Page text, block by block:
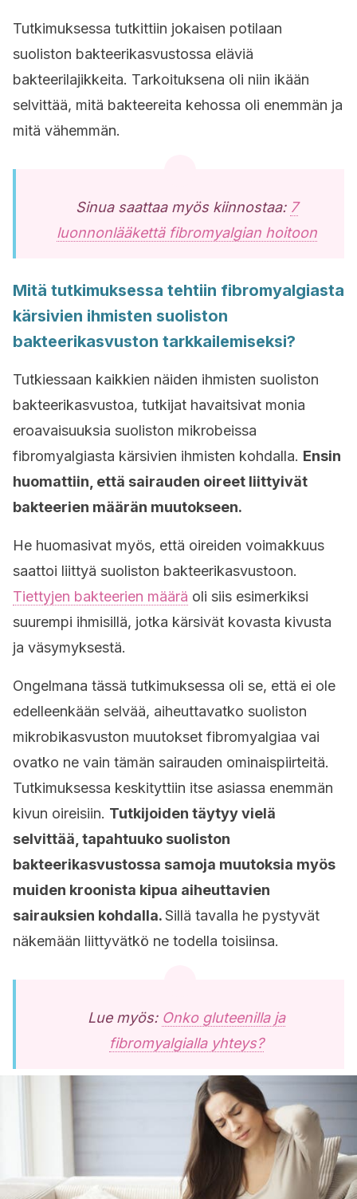
Tutkimuksessa tutkittiin jokaisen potilaan
suoliston bakteerikasvustossa eläviä
bakteerilajikkeita. Tarkoituksena oli niin ikään
selvittää, mitä bakteereita kehossa oli enemmän ja
mitä vähemmän.
Sinua saattaa myös kiinnostaa: 7
luonnonlääkettä fibromyalgian hoitoon
Mitä tutkimuksessa tehtiin fibromyalgiasta
kärsivien ihmisten suoliston
bakteerikasvuston tarkkailemiseksi?
Tutkiessaan kaikkien näiden ihmisten suoliston
bakteerikasvustoa, tutkijat havaitsivat monia
eroavaisuuksia suoliston mikrobeissa
fibromyalgiasta kärsivien ihmisten kohdalla. Ensin
huomattiin, että sairauden oireet liittyivät
bakteerien määrän muutokseen.
He huomasivat myös, että oireiden voimakkuus
saattoi liittyä suoliston bakteerikasvustoon.
Tiettyjen bakteerien määrä oli siis esimerkiksi
suurempi ihmisillä, jotka kärsivät kovasta kivusta
ja väsymyksestä.
Ongelmana tässä tutkimuksessa oli se, että ei ole
edelleenkään selvää, aiheuttavatko suoliston
mikrobikasvuston muutokset fibromyalgiaa vai
ovatko ne vain tämän sairauden ominaispiirteitä.
Tutkimuksessa keskityttiin itse asiassa enemmän
kivun oireisiin. Tutkijoiden täytyy vielä
selvittää, tapahtuuko suoliston
bakteerikasvustossa samoja muutoksia myös
muiden kroonista kipua aiheuttavien
sairauksien kohdalla.Sillä tavalla he pystyvät
näkemään liittyvätkö ne todella toisiinsa.
Lue myös: Onko gluteenilla ja
fibromyalgialla yhteys?